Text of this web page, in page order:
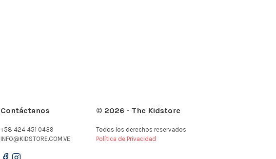
Contáctanos
+58 424 451 0439
INFO@KIDSTORE.COM.VE
© 2026 - The Kidstore
Todos los derechos reservados
Política de Privacidad